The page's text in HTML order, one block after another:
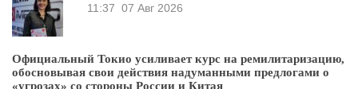
11:37 07 Авг 2026
Официальный Токио усиливает курс на ремилитаризацию,
обосновывая свои действия надуманными предлогами о
«угрозах» со стороны России и Китая